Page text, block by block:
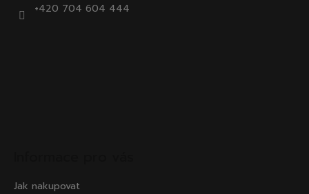
+420 704 604 444
Jak nakupovat